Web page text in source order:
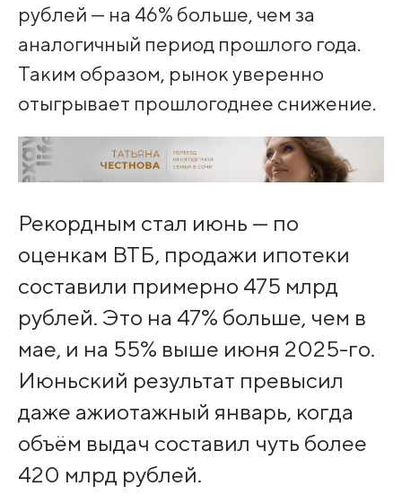
рублей — на 46% больше, чем за
аналогичный период прошлого года.
Таким образом, рынок уверенно
отыгрывает прошлогоднее снижение.
Рекордным стал июнь — по
оценкам ВТБ, продажи ипотеки
составили примерно 475 млрд
рублей. Это на 47% больше, чем в
мае, и на 55% выше июня 2025-го.
Июньский результат превысил
даже ажиотажный январь, когда
объём выдач составил чуть более
420 млрд рублей.